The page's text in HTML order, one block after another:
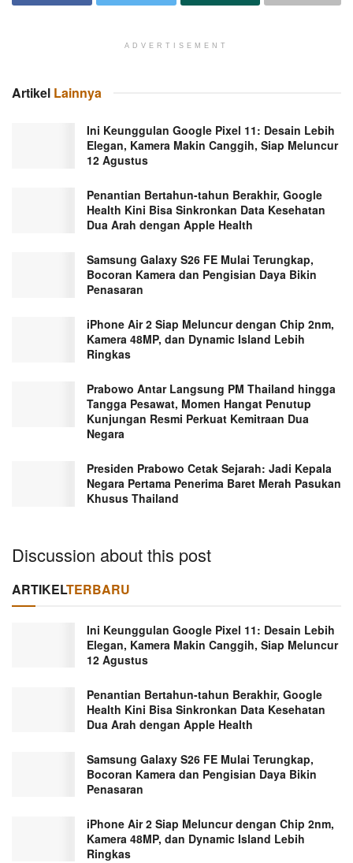
ADVERTISEMENT
Artikel Lainnya
Ini Keunggulan Google Pixel 11: Desain Lebih
Elegan, Kamera Makin Canggih, Siap Meluncur
12 Agustus
Penantian Bertahun-tahun Berakhir, Google
Health Kini Bisa Sinkronkan Data Kesehatan
Dua Arah dengan Apple Health
Samsung Galaxy S26 FE Mulai Terungkap,
Bocoran Kamera dan Pengisian Daya Bikin
Penasaran
iPhone Air 2 Siap Meluncur dengan Chip 2nm,
Kamera 48MP, dan Dynamic Island Lebih
Ringkas
Prabowo Antar Langsung PM Thailand hingga
Tangga Pesawat, Momen Hangat Penutup
Kunjungan Resmi Perkuat Kemitraan Dua
Negara
Presiden Prabowo Cetak Sejarah: Jadi Kepala
Negara Pertama Penerima Baret Merah Pasukan
Khusus Thailand
Discussion about this post
ARTIKELTERBARU
Ini Keunggulan Google Pixel 11: Desain Lebih
Elegan, Kamera Makin Canggih, Siap Meluncur
12 Agustus
Penantian Bertahun-tahun Berakhir, Google
Health Kini Bisa Sinkronkan Data Kesehatan
Dua Arah dengan Apple Health
Samsung Galaxy S26 FE Mulai Terungkap,
Bocoran Kamera dan Pengisian Daya Bikin
Penasaran
iPhone Air 2 Siap Meluncur dengan Chip 2nm,
Kamera 48MP, dan Dynamic Island Lebih
Ringkas